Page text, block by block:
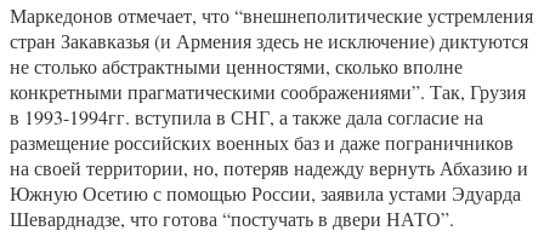
Маркедонов отмечает, что “внешнеполитические устремления
стран Закавказья (и Армения здесь не исключение) диктуются
не столько абстрактными ценностями, сколько вполне
конкретными прагматическими соображениями”. Так, Грузия
в 1993-1994гг. вступила в СНГ, а также дала согласие на
размещение российских военных баз и даже пограничников
на своей территории, но, потеряв надежду вернуть Абхазию и
Южную Осетию с помощью России, заявила устами Эдуарда
Шеварднадзе, что готова “постучать в двери НАТО”.